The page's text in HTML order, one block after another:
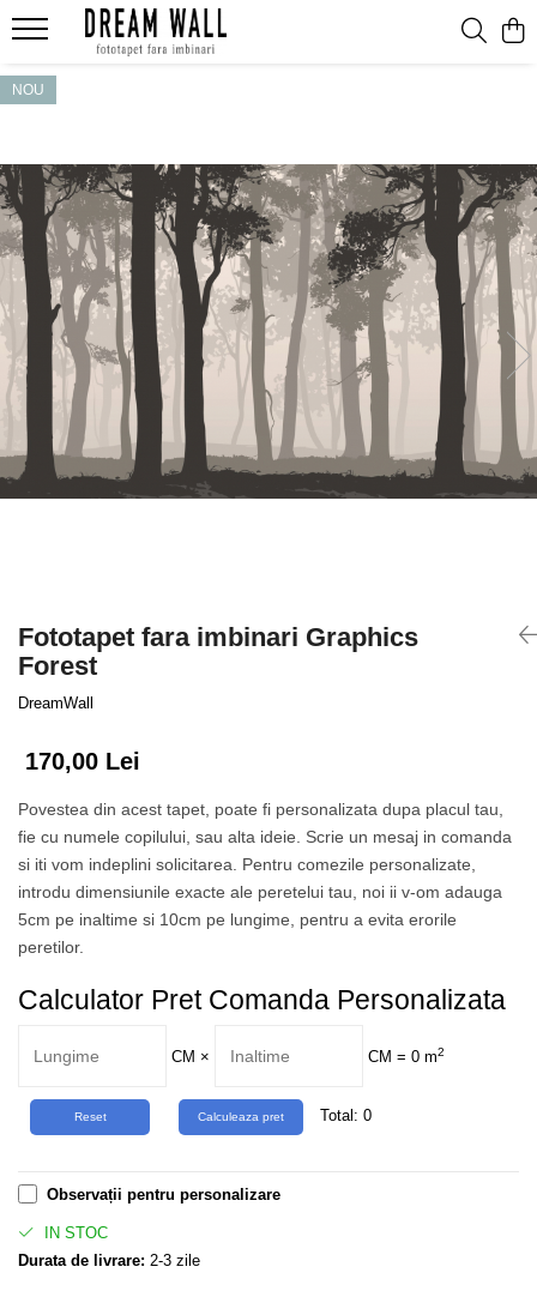
Fototapet fara imbinari
Abstract
Arhitectura
Fluid Art
Forme Geometrice
Fototapet 3D
Frescă
Frunze
Natura
Peisaj
Pentru copii
NOU
Fototapet fara imbinari Graphics
Forest
DreamWall
170,00 Lei
Povestea din acest tapet, poate fi personalizata dupa placul tau,
fie cu numele copilului, sau alta ideie. Scrie un mesaj in comanda
si iti vom indeplini solicitarea. Pentru comezile personalizate,
introdu dimensiunile exacte ale peretelui tau, noi ii v-om adauga
5cm pe inaltime si 10cm pe lungime, pentru a evita erorile
peretilor.
Calculator Pret Comanda Personalizata
CM × CM = 0 m2
Total: 0
Observații pentru personalizare
IN STOC
Durata de livrare: 2-3 zile